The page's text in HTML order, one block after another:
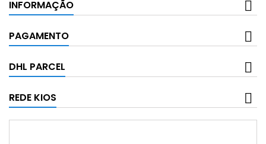
INFORMAÇÃO
PAGAMENTO
DHL PARCEL
REDE KIOS